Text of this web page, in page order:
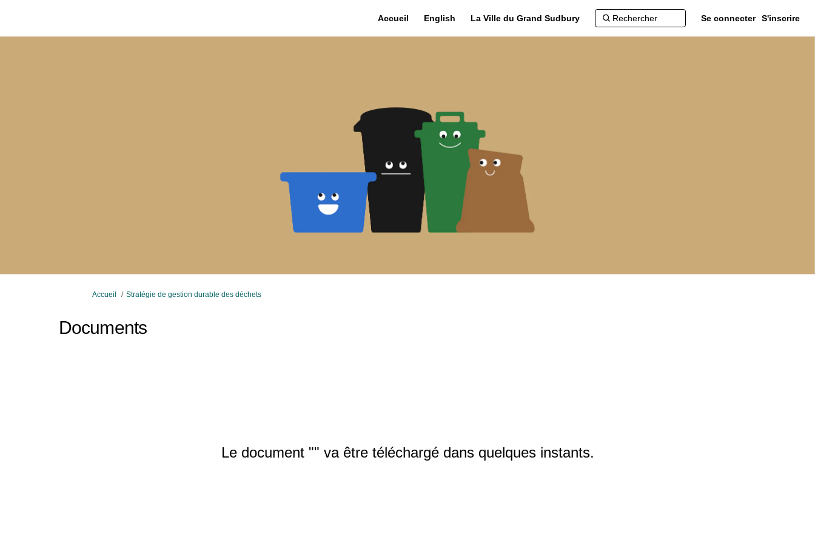
Accueil English La Ville du Grand Sudbury Se connecter S'inscrire
Vous êtes ici:
Accueil Stratégie de gestion durable des déchets
Documents
Le document "" va être téléchargé dans quelques instants.